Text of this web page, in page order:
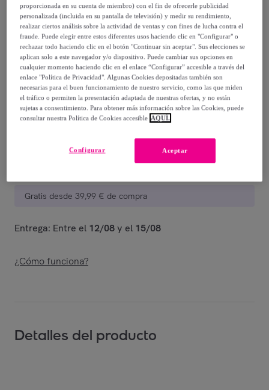
19,99 €
49,99 €
-60%
Vendido porD.Franklin
Gratis desde 39,99 € de compra
Entrega: Entre el 12/08y el 15/08
¿Cómo funciona?
Detalles del producto
proporcionada en su cuenta de miembro) con el fin de ofrecerle publicidad
personalizada (incluida en su pantalla de televisión) y medir su rendimiento,
realizar ciertos análisis sobre la actividad de ventas y con fines de lucha contra el
fraude. Puede elegir entre estos diferentes usos haciendo clic en "Configurar" o
rechazar todo haciendo clic en el botón "Continuar sin aceptar". Sus elecciones se
aplican solo a este navegador y/o dispositivo. Puede cambiar sus opciones en
cualquier momento haciendo clic en el enlace “Configurar” accesible a través del
enlace "Política de Privacidad". Algunas Cookies depositadas también son
necesarias para el buen funcionamiento de nuestro servicio, como las que miden
el tráfico o permiten la presentación adaptada de nuestras ofertas, y no están
sujetas a consentimiento. Para obtener más información sobre las Cookies, puede
consultar nuestra Política de Cookies accesible AQUÍ.
Aceptar
Configurar